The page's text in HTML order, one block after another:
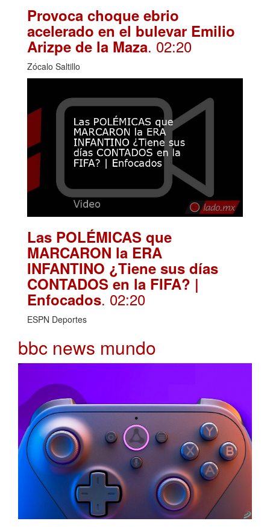
Provoca choque ebrio
acelerado en el bulevar Emilio
Arizpe de la Maza. 02:20
Zócalo Saltillo
Las POLÉMICAS que
MARCARON la ERA
INFANTINO ¿Tiene sus días
CONTADOS en la FIFA? |
Enfocados. 02:20
ESPN Deportes
bbc news mundo